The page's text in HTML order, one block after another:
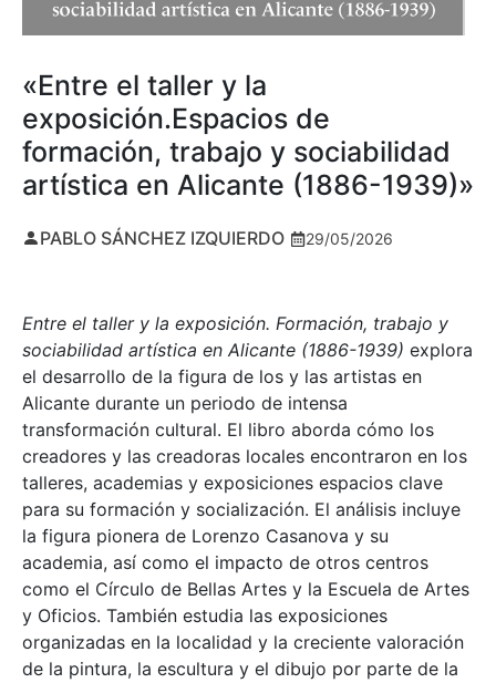
«Entre el taller y la
exposición.Espacios de
formación, trabajo y sociabilidad
artística en Alicante (1886-1939)»
PABLO SÁNCHEZ IZQUIERDO 29/05/2026
Entre el taller y la exposición. Formación, trabajo y
sociabilidad artística en Alicante (1886-1939) explora
el desarrollo de la figura de los y las artistas en
Alicante durante un periodo de intensa
transformación cultural. El libro aborda cómo los
creadores y las creadoras locales encontraron en los
talleres, academias y exposiciones espacios clave
para su formación y socialización. El análisis incluye
la figura pionera de Lorenzo Casanova y su
academia, así como el impacto de otros centros
como el Círculo de Bellas Artes y la Escuela de Artes
y Oficios. También estudia las exposiciones
organizadas en la localidad y la creciente valoración
de la pintura, la escultura y el dibujo por parte de la